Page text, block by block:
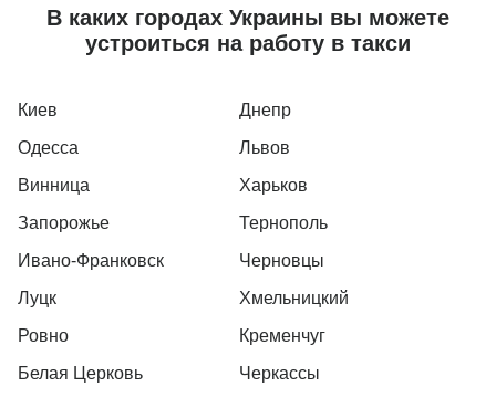
В каких городах Украины вы можете
устроиться на работу в такси
Киев
Днепр
Одесса
Львов
Винница
Харьков
Запорожье
Тернополь
Ивано-Франковск
Черновцы
Луцк
Хмельницкий
Ровно
Кременчуг
Белая Церковь
Черкассы